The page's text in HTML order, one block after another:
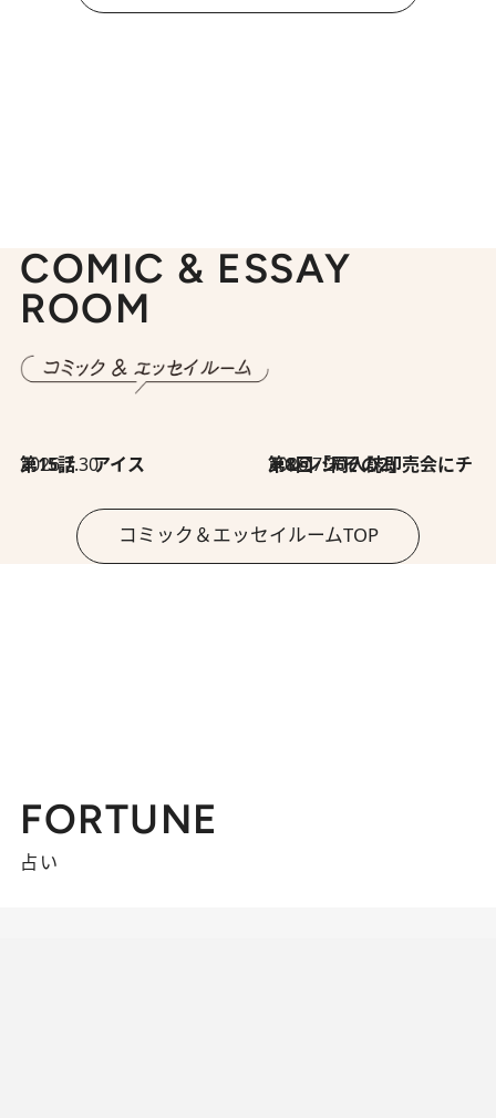
COMIC & ESSAY
ROOM
2026.7.30
第15話 アイス 2026.7.30
第8回「同人誌即売会にチャレンジ その2」
コミック＆エッセイルームTOP
FORTUNE
占い